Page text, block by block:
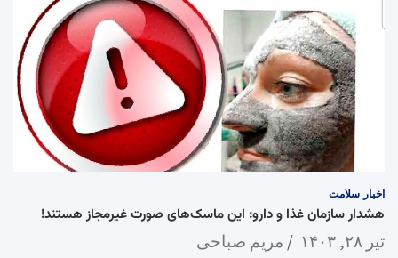
اخبار سلامت
هشدار سازمان غذا و دارو: این ماسک‌های صورت غیرمجاز هستند!
تیر ۲۸, ۱۴۰۳ مریم صباحی